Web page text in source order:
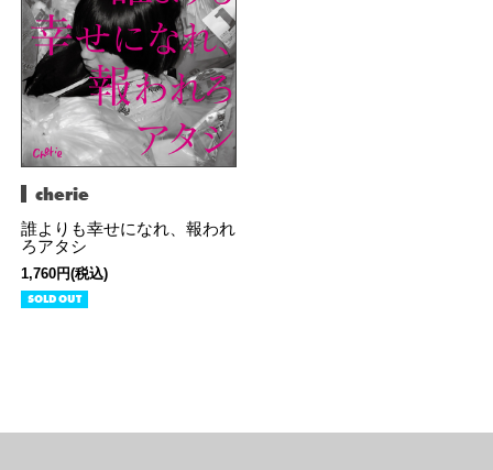
cherie
誰よりも幸せになれ、報われ
ろアタシ
1,760円(税込)
SOLD OUT